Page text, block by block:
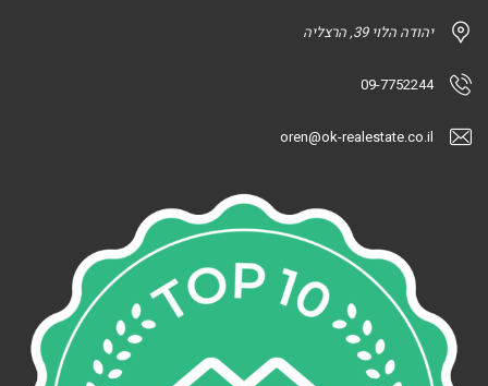
יהודה הלוי 39, הרצליה
09-7752244
oren@ok-realestate.co.il